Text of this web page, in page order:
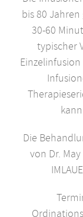
bis 80
30-60
typischer
Die
von Dr.